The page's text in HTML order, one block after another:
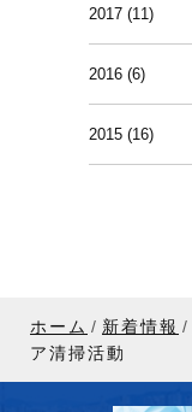
2017 (11)
2016 (6)
2015 (16)
ホーム 新着情報
ア清掃活動